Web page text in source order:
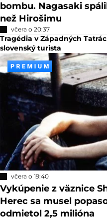
bombu. Nagasaki
než Hirošimu
včera o 20:37
Tragédia v Západných
slovenský turista
včera o 19:40
Vykúpenie z väznice
Herec sa musel
odmietol 2,5 milióna